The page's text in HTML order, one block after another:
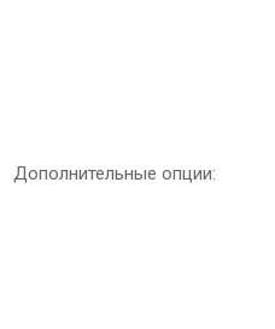
Дополнительные опции: